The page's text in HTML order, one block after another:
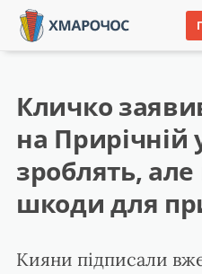
Кличко
на Прирічній
зроблять, але
шкоди для
Кияни підписали